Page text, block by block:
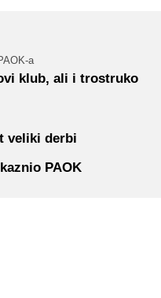
a
klub, ali i trostruko
veliki derbi
PAOK